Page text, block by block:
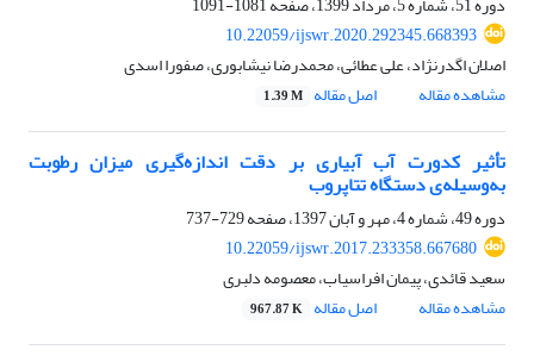
10.22059/ijswr.2020.292345.668393
اصلان اگدرنژاد، علی عطائی، محمدرضا نیشابوری، صفورا اسدی
مشاهده مقاله
اصل مقاله 1.39 M
تأثیر کدورت آب آبیاری بر دقت اندازه‌گیری میزان رطوبت
به‌وسیله‌ی دستگاه تتاپروب
دوره 49، شماره 4، مهر و آبان 1397، صفحه
729-737
10.22059/ijswr.2017.233358.667680
سعید قائدی، پیمان افراسیاب، معصومه دلبری
مشاهده مقاله
اصل مقاله 967.87 K